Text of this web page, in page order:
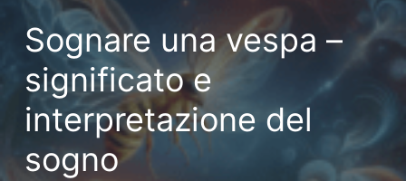
Sognare una vespa –
significato e
interpretazione del
sogno